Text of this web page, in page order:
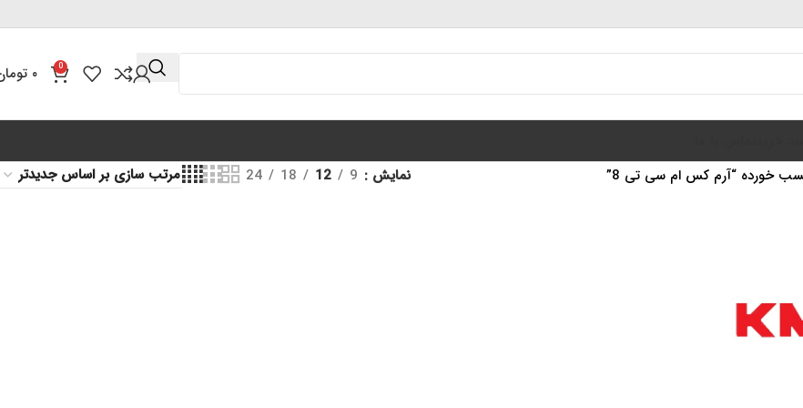
0 ۰
خورده “آرم کس ام سی تی 8” نمایش 9
12
18
24